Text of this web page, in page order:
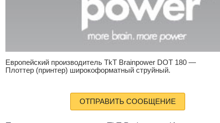
Европейский производитель TkT Brainpower DOT 180 —
Плоттер (принтер) широкоформатный струйный.
ОТПРАВИТЬ СООБЩЕНИЕ